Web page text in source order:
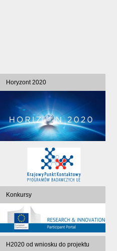
Horyzont 2020
Konkursy
H2020 od wniosku do projektu